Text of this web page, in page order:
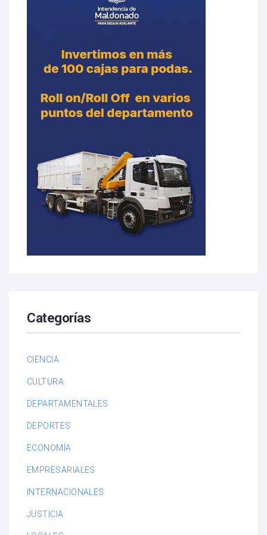
Categorías
CIENCIA
CULTURA
DEPARTAMENTALES
DEPORTES
ECONOMÍA
EMPRESARIALES
INTERNACIONALES
JUSTICIA